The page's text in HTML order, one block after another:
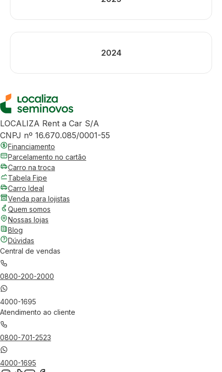
2024
LOCALIZA Rent a Car S/A
CNPJ nº 16.670.085/0001-55
Financiamento
Parcelamento no cartão
Carro na troca
Tabela Fipe
Carro Ideal
Venda para lojistas
Quem somos
Nossas lojas
Blog
Dúvidas
Central de vendas
0800-200-2000
4000-1695
Atendimento ao cliente
0800-701-2523
4000-1695